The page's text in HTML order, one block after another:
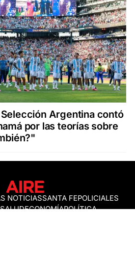
Argentina contó
por las teorías sobre
NOTICIASSANTA FEPOLICIALES
SALUDECONOMÍAPOLÍTICA